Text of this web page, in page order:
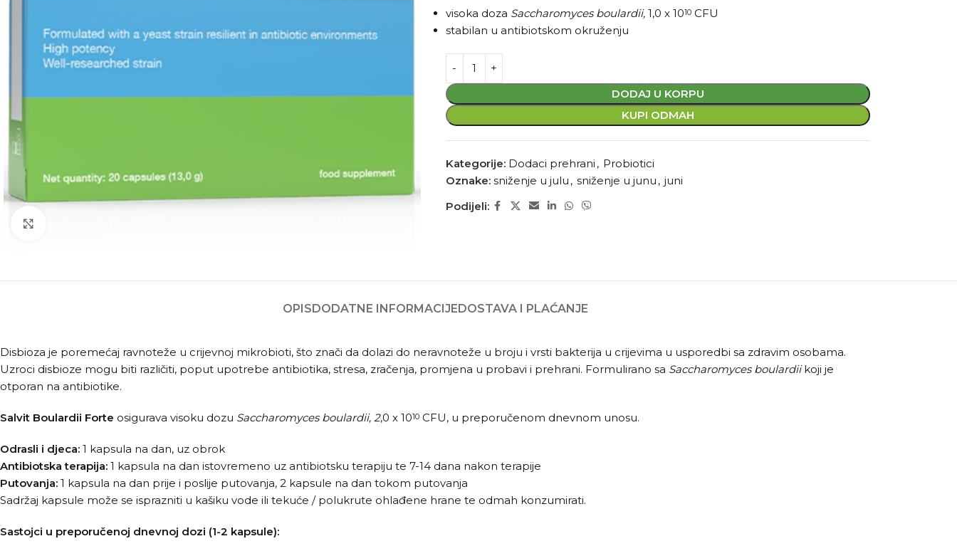
visoka doza Saccharomyces boulardii,1,0 x 1010CFU
stabilan u antibiotskom okruženju
DODAJ U KORPU
KUPI ODMAH
Kategorije: Dodaci prehrani , Probiotici
Oznake: sniženje u julu , sniženje u junu , juni
Podijeli:
OPISDODATNE INFORMACIJEDOSTAVA I PLAĆANJE
Disbioza je poremećaj ravnoteže u crijevnoj mikrobioti, što znači da dolazi do neravnoteže u broju i vrsti bakterija u crijevima u usporedbi sa zdravim osobama.
Uzroci disbioze mogu biti različiti, poput upotrebe antibiotika, stresa, zračenja, promjena u probavi i prehrani. Formulirano sa Saccharomyces boulardiikoji je
otporan na antibiotike.
Salvit Boulardii Forte osigurava visoku dozu Saccharomyces boulardii, 2,0 x 1010 CFU, u preporučenom dnevnom unosu.
Odrasli i djeca: 1 kapsula na dan, uz obrok
Antibiotska terapija: 1 kapsula na dan istovremeno uz antibiotsku terapiju te 7-14 dana nakon terapije
Putovanja: 1 kapsula na dan prije i poslije putovanja, 2 kapsule na dan tokom putovanja
Sadržaj kapsule može se isprazniti u kašiku vode ili tekuće / polukrute ohlađene hrane te odmah konzumirati.
Sastojci u preporučenoj dnevnoj dozi (1-2 kapsule):